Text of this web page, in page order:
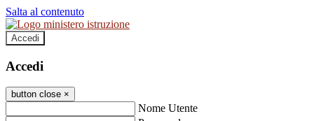
Salta al contenuto
Accedi
Accedi
button close ×
Nome Utente